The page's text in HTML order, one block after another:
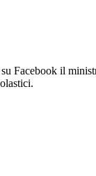
Facebook il